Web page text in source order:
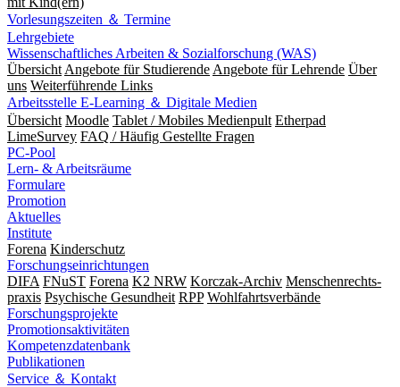
Vorlesungszeiten ＆ Termine
Lehrgebiete
Wissenschaftliches Arbeiten & Sozialforschung (WAS)
Übersicht Angebote für Studierende Angebote für Lehrende Über
uns Weiterführende Links
Arbeitsstelle E-Learning ＆ Digitale Medien
Übersicht Moodle Tablet / Mobiles Medienpult Etherpad
LimeSurvey FAQ / Häufig Gestellte Fragen
PC-Pool
Lern- & Arbeitsräume
Formulare
Promotion
Aktuelles
Institute
Forena Kinderschutz
Forschungseinrichtungen
DIFA FNuST Forena K2 NRW Korczak-Archiv Men­schen­rechts­
praxis Psy­chische Gesund­heit RPP Wohlfahrts­verbände
Forschungsprojekte
Promotionsaktivitäten
Kompetenzdatenbank
Publikationen
Service ＆ Kontakt